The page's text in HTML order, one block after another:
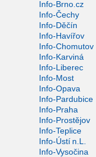
Info-Brno.cz
Info-Čechy
Info-Děčín
Info-Havířov
Info-Chomutov
Info-Karviná
Info-Liberec
Info-Most
Info-Opava
Info-Pardubice
Info-Praha
Info-Prostějov
Info-Teplice
Info-Ústí n.L.
Info-Vysočina